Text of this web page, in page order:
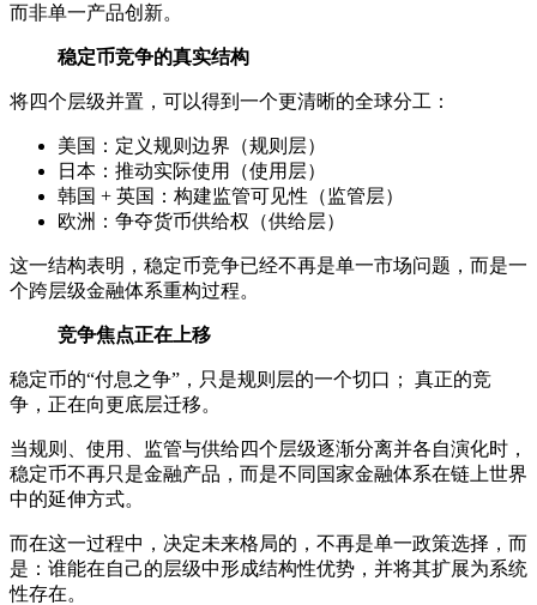
而非单一产品创新。
稳定币竞争的真实结构
将四个层级并置，可以得到一个更清晰的全球分工：
美国：定义规则边界（规则层）
日本：推动实际使用（使用层）
韩国 + 英国：构建监管可见性（监管层）
欧洲：争夺货币供给权（供给层）
这一结构表明，稳定币竞争已经不再是单一市场问题，而是一
个跨层级金融体系重构过程。
竞争焦点正在上移
稳定币的“付息之争”，只是规则层的一个切口； 真正的竞
争，正在向更底层迁移。
当规则、使用、监管与供给四个层级逐渐分离并各自演化时，
稳定币不再只是金融产品，而是不同国家金融体系在链上世界
中的延伸方式。
而在这一过程中，决定未来格局的，不再是单一政策选择，而
是：谁能在自己的层级中形成结构性优势，并将其扩展为系统
性存在。